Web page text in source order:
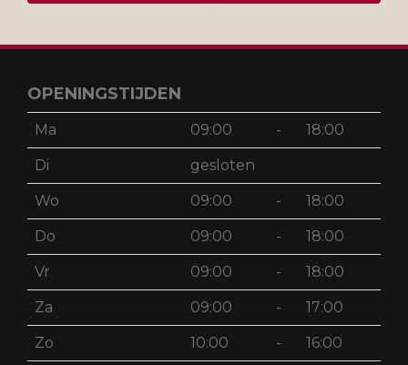
OPENINGSTIJDEN
Ma 09:00 - 18:00
Di gesloten
Wo 09:00 - 18:00
Do 09:00 - 18:00
Vr 09:00 - 18:00
Za 09:00 - 17:00
Zo 10:00 - 16:00